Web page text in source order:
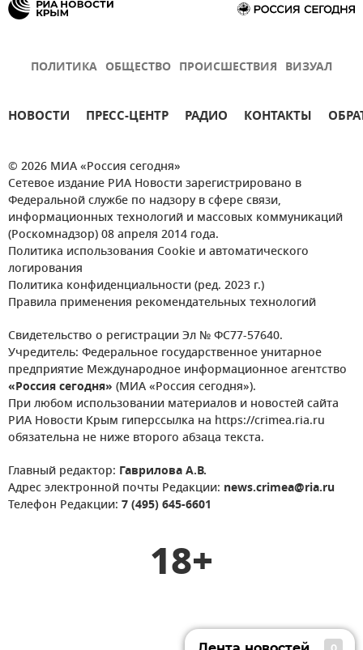
ПОЛИТИКА ОБЩЕСТВО ПРОИСШЕСТВИЯ ВИЗУАЛ
НОВОСТИ ПРЕСС-ЦЕНТР РАДИО КОНТАКТЫ
© 2026 МИА «Россия сегодня»
Сетевое издание РИА Новости зарегистрировано в
Федеральной службе по надзору в сфере связи,
информационных технологий и массовых коммуникаций
(Роскомнадзор) 08 апреля 2014 года.
Политика использования Cookie и автоматического
логирования
Политика конфиденциальности (ред. 2023 г.)
Правила применения рекомендательных технологий
Свидетельство о регистрации Эл № ФС77-57640.
Учредитель: Федеральное государственное унитарное
предприятие Международное информационное агентство
«Россия сегодня» (МИА «Россия сегодня»).
При любом использовании материалов и новостей сайта
РИА Новости Крым гиперссылка на https://crimea.ria.ru
обязательна не ниже второго абзаца текста.
Главный редактор: Гаврилова А.В.
Адрес электронной почты Редакции: news.crimea@ria.ru
Телефон Редакции: 7 (495) 645-6601
18+